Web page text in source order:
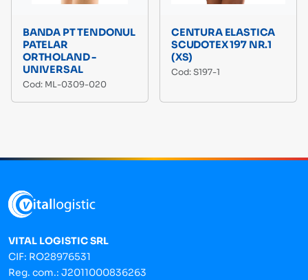
BANDA PT TENDONUL
PATELAR
ORTHOLAND -
UNIVERSAL
Cod: ML-0309-020
CENTURA ELASTICA
SCUDOTEX 197 NR.1
(XS)
Cod: S197-1
VITAL LOGISTIC SRL
CIF: RO28976531
Reg. com.: J2011000836263